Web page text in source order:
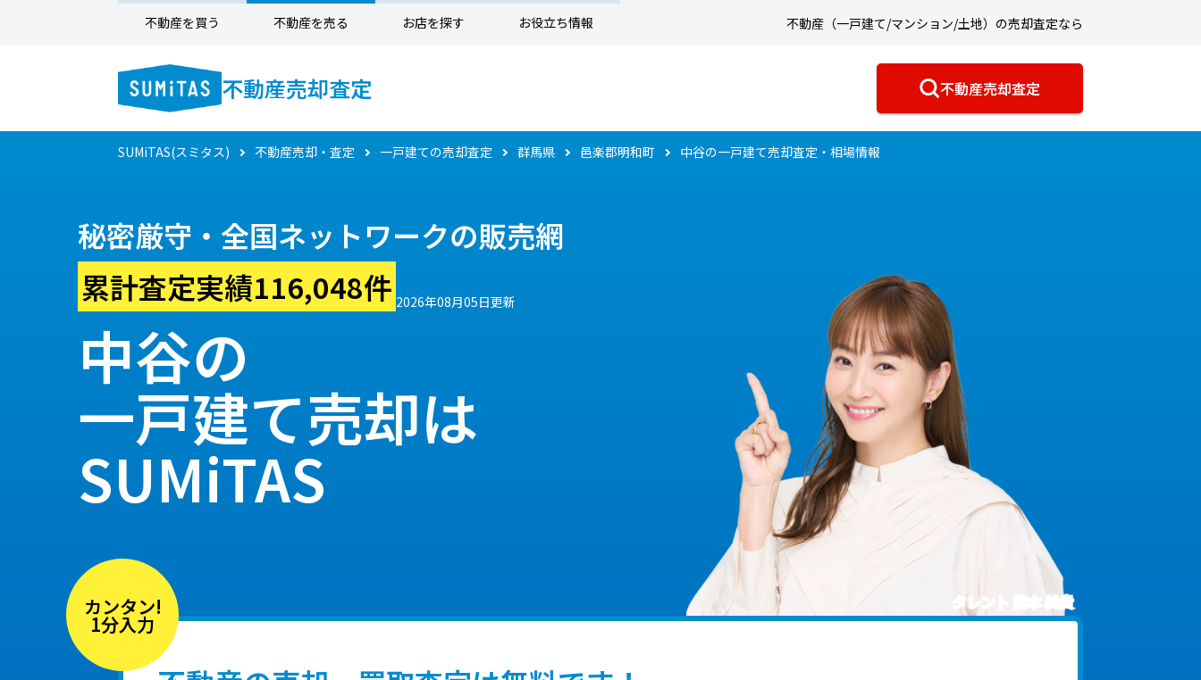
不動産を買う 不動産を売る お店を探す お役立ち情報 不動産（一戸建て/マンション/土地）の売却査定なら
不動産売却査定 不動産売却査定
SUMiTAS(スミタス) 不動産売却・査定 一戸建ての売却査定 群馬県 邑楽郡明和町 中谷の一戸建て売却査定・相場情報
秘密厳守・全国ネットワークの販売網
累計査定実績116,048件 2026年08月05日更新
中谷の
一戸建て売却は
SUMiTAS
タレント 藤本 美貴
カンタン!
1分入力